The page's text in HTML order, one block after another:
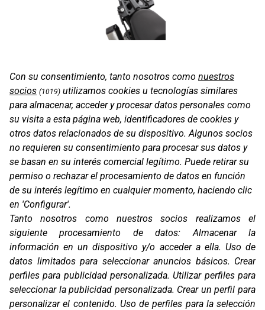
OS-BASE KTM 1050/1090/1190/1290
Con su consentimiento, tanto nosotros como nuestros
socios (1019) utilizamos cookies u tecnologías similares
para almacenar, acceder y procesar datos personales como
su visita a esta página web, identificadores de cookies y
otros datos relacionados de su dispositivo. Algunos socios
no requieren su consentimiento para procesar sus datos y
se basan en su interés comercial legítimo. Puede retirar su
permiso o rechazar el procesamiento de datos en función
de su interés legítimo en cualquier momento, haciendo clic
en 'Configurar'.
Tanto nosotros como nuestros socios realizamos el
siguiente procesamiento de datos:Almacenar la
información en un dispositivo y/o acceder a ella. Uso de
datos limitados para seleccionar anuncios básicos. Crear
perfiles para publicidad personalizada.Utilizar perfiles para
seleccionar la publicidad personalizada. Crear un perfil para
personalizar el contenido. Uso de perfiles para la selección